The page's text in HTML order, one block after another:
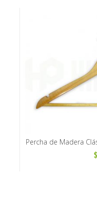
Percha de Madera